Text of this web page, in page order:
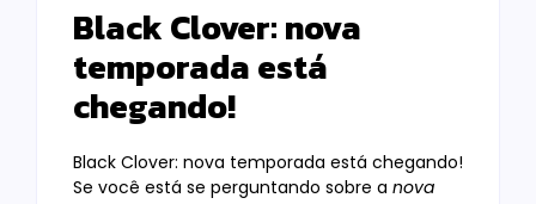
Black Clover: nova
temporada está
chegando!
Black Clover: nova temporada está chegando!
Se você está se perguntando sobre a nova